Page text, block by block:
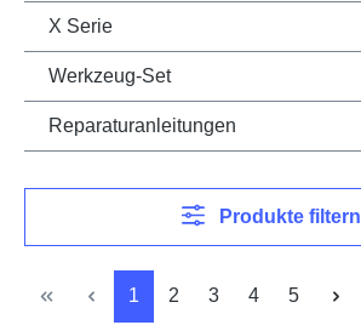
X Serie
Werkzeug-Set
Reparaturanleitungen
Produkte filtern
Seite
1 Seite
2 Seite
3 Seite
4 Seite
5